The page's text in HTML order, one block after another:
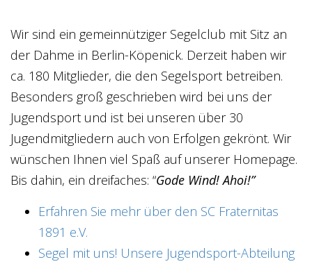
Wir sind ein gemeinnütziger Segelclub mit Sitz an
der Dahme in Berlin-Köpenick. Derzeit haben wir
ca. 180 Mitglieder, die den Segelsport betreiben.
Besonders groß geschrieben wird bei uns der
Jugendsport und ist bei unseren über 30
Jugendmitgliedern auch von Erfolgen gekrönt. Wir
wünschen Ihnen viel Spaß auf unserer Homepage.
Bis dahin, ein dreifaches: “Gode Wind! Ahoi!”
Erfahren Sie mehr über den SC Fraternitas
1891 e.V.
Segel mit uns! Unsere Jugendsport-Abteilung